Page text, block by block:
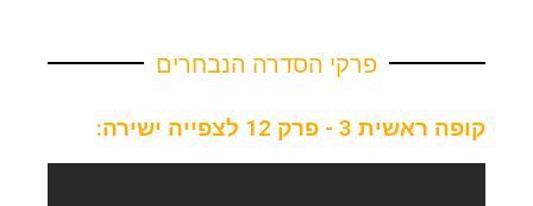
פרקי הסדרה הנבחרים
קופה ראשית 3 - פרק 12 לצפייה ישירה: